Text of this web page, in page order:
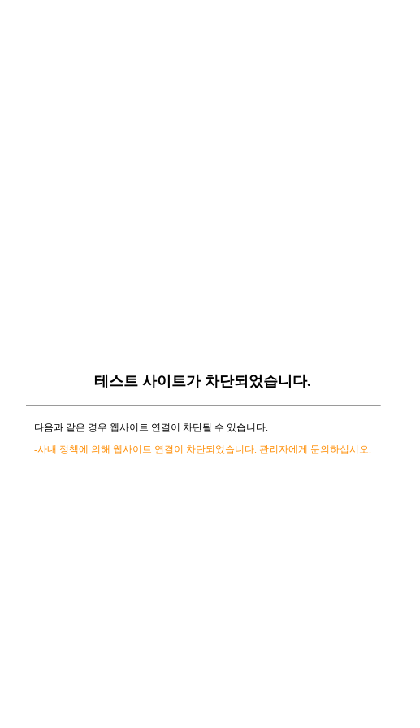
테스트 사이트가 차단되었습니다.
다음과 같은 경우 웹사이트 연결이 차단될 수 있습니다.
-사내 정책에 의해 웹사이트 연결이 차단되었습니다. 관리자에게 문의하십시오.